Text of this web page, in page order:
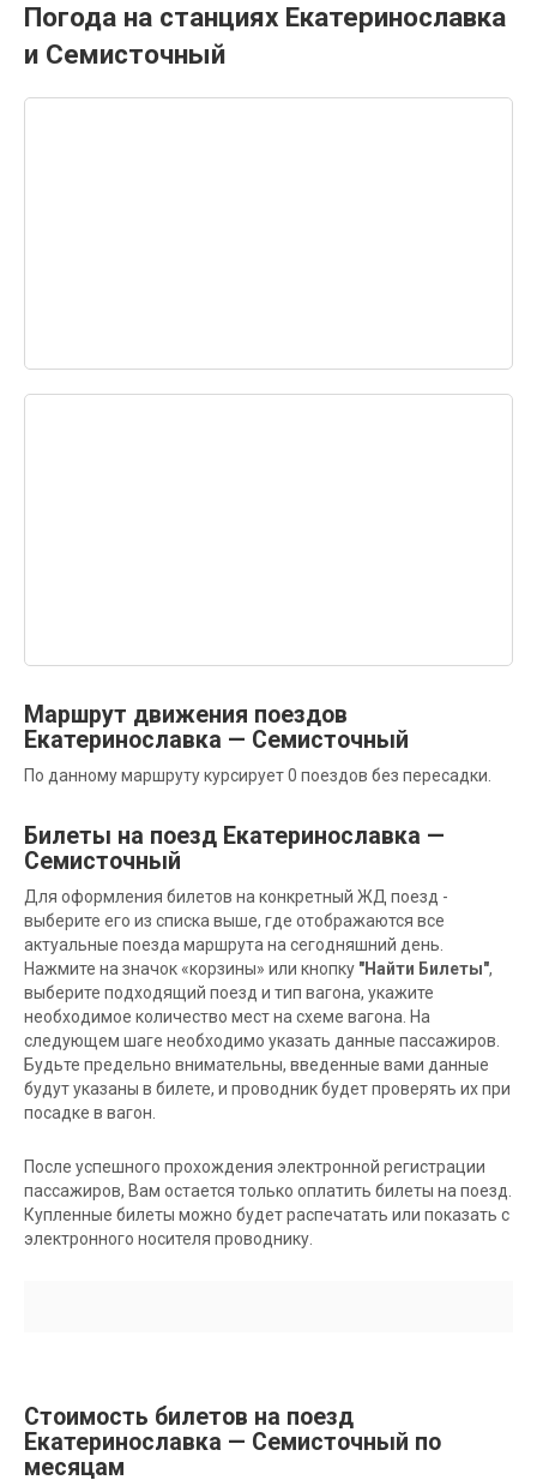
Погода на станциях Екатеринославка
и Семисточный
Маршрут движения поездов
Екатеринославка — Семисточный
По данному маршруту курсирует 0 поездов без пересадки.
Билеты на поезд Екатеринославка —
Семисточный
Для оформления билетов на конкретный ЖД поезд -
выберите его из списка выше, где отображаются все
актуальные поезда маршрута на сегодняшний день.
Нажмите на значок «корзины» или кнопку "Найти Билеты",
выберите подходящий поезд и тип вагона, укажите
необходимое количество мест на схеме вагона. На
следующем шаге необходимо указать данные пассажиров.
Будьте предельно внимательны, введенные вами данные
будут указаны в билете, и проводник будет проверять их при
посадке в вагон.
После успешного прохождения электронной регистрации
пассажиров, Вам остается только оплатить билеты на поезд.
Купленные билеты можно будет распечатать или показать с
электронного носителя проводнику.
Стоимость билетов на поезд
Екатеринославка — Семисточный по
месяцам